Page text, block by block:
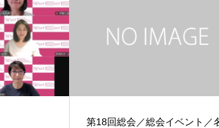
第18回総会／総会イベント／